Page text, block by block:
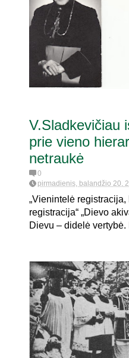
V.Sladkevičiau
prie vieno
netraukė
0
pirmadienis, balandžio 20,
„Vienintelė
registracija“ „Dievo
Dievu – didelė vertybė.